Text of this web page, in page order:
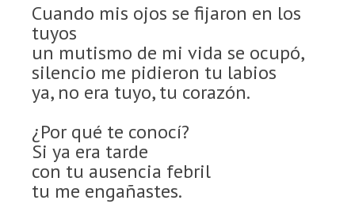
Cuando mis ojos se fijaron en los
tuyos
un mutismo de mi vida se ocupó,
silencio me pidieron tu labios
ya, no era tuyo, tu corazón.
¿Por qué te conocí?
Si ya era tarde
con tu ausencia febril
tu me engañastes.